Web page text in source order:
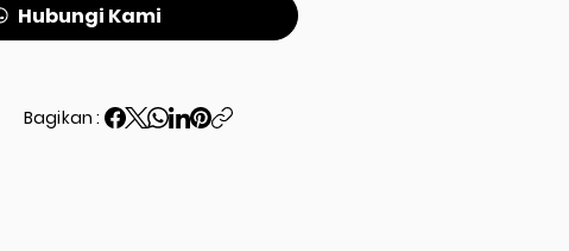
Hubungi Kami
Bagikan :